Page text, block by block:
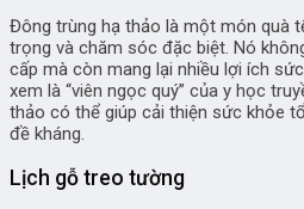
Đông trùng hạ thảo là một món quà
trọng và chăm sóc đặc biệt. Nó
cấp mà còn mang lại nhiều lợi ích
xem là “viên ngọc quý” của y học
thảo có thể giúp cải thiện sức khỏe
đề kháng.
Lịch gỗ treo tường